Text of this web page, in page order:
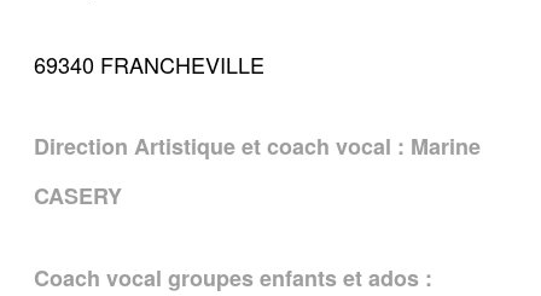
69340 FRANCHEVILLE
Direction Artistique et coach vocal : Marine
CASERY
Coach vocal groupes enfants et ados :